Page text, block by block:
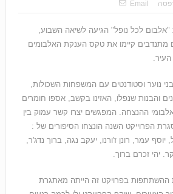
Email
"אלבום לכל נופל" הגיעה לשיאה השבוע,
מתנדבים קיימו את טקס הענקת האלבומים
נוער וסטודנטים עם המשפחות השכולות,
והבנות שנפלו, האזינו בקשב, אספו חומרים
ההנצחה. המפגשים יצרו קשר עמוק בין
הפרוייקט השנה הונצחו הסיפורים של :
עמר, רונן ז'ורנו, יעקב נגה, ברוך נדג'ר,
יהי זכרם ברוך.
ההשתתפות בפרויקט זה הייתה מאתגרת